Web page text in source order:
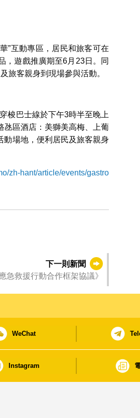
”互動專區，居民和旅客可在
，遊戲推廣期至6月23日。同
旅客親身到現場參與活動。
梭巴士線於下午3時半至晚上
氹區酒店：美獅美高梅、上葡
動場地，便利居民及旅客親身
zh-hant/article/events/gastro
下一則新聞
急救援行動合作框架協議》
WeChat
Instagram